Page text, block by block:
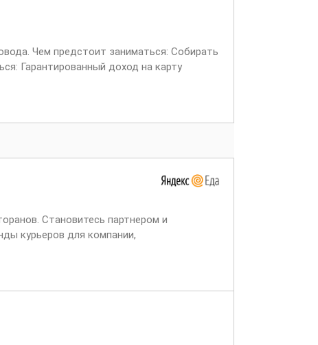
Чем предстоит заниматься: Собирать
Гарантированный доход на карту
Становитесь партнером и
курьеров для компании,